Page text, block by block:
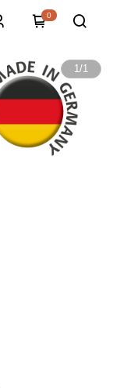
0
1/1